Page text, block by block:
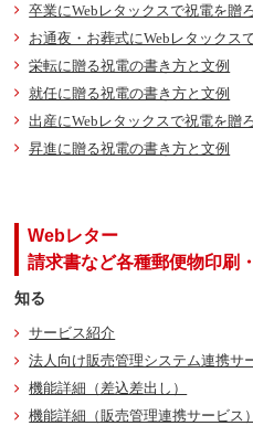
卒業にWebレタックスで祝電を贈
お通夜・お葬式にWebレタックス
栄転に贈る祝電の書き方と文例
就任に贈る祝電の書き方と文例
出産にWebレタックスで祝電を贈
昇進に贈る祝電の書き方と文例
Webレター
請求書など各種郵便物印刷
知る
サービス紹介
法人向け販売管理システム連携サ
機能詳細（差込差出し）
機能詳細（販売管理連携サービス）